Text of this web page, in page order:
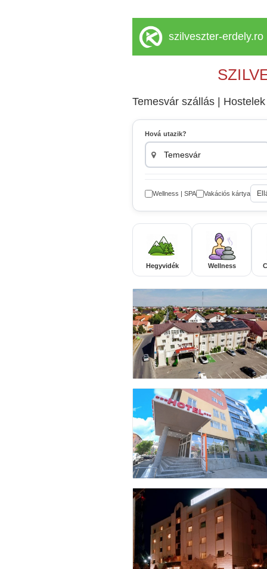
szilveszter-erdely.ro
Temesvár szállás |
Hová utazik?
Wellness | SPA Vakációs kártya
Hegyvidék Wellness